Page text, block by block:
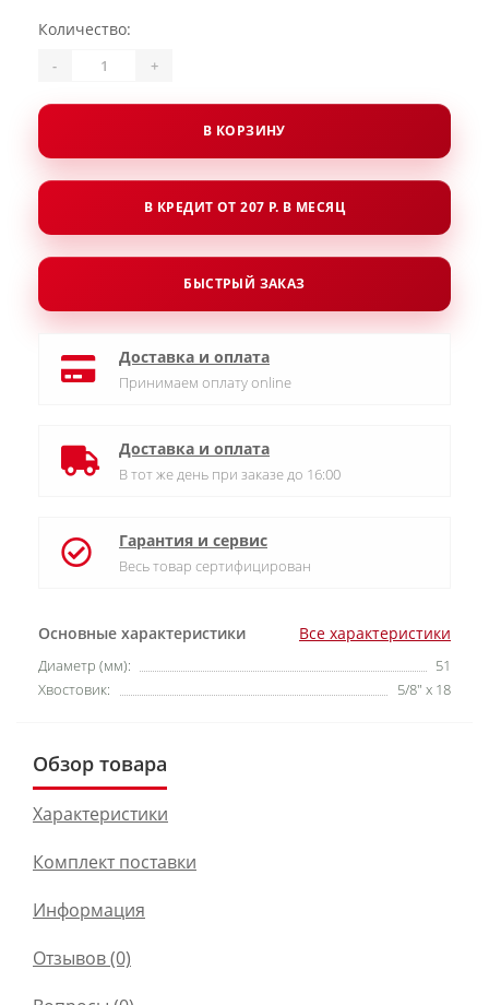
Основные характеристики Все характеристики
Диаметр (мм):
51
Хвостовик:
5/8" x 18
Количество:
- +
В КОРЗИНУ
В КРЕДИТ ОТ 207 Р. В МЕСЯЦ
БЫСТРЫЙ ЗАКАЗ
Доставка и оплата
Принимаем оплату online
Доставка и оплата
В тот же день при заказе до 16:00
Гарантия и сервис
Весь товар сертифицирован
Обзор товара
Характеристики
Комплект поставки
Информация
Отзывов (0)